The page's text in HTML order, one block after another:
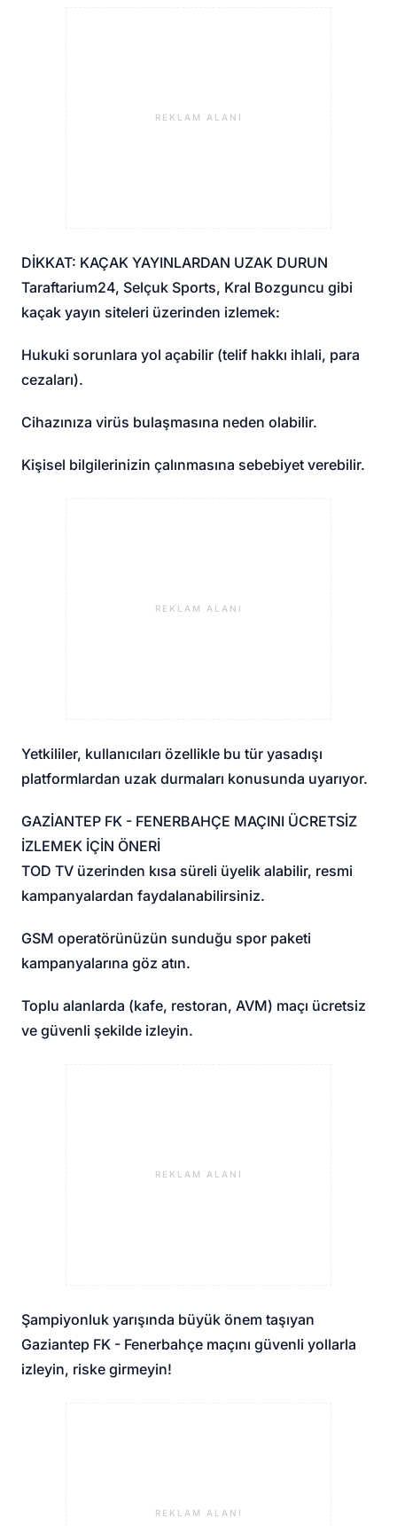
REKLAM ALANI
DİKKAT: KAÇAK YAYINLARDAN UZAK DURUN
Taraftarium24, Selçuk Sports, Kral Bozguncu gibi
kaçak yayın siteleri üzerinden izlemek:
Hukuki sorunlara yol açabilir (telif hakkı ihlali, para
cezaları).
Cihazınıza virüs bulaşmasına neden olabilir.
Kişisel bilgilerinizin çalınmasına sebebiyet verebilir.
REKLAM ALANI
Yetkililer, kullanıcıları özellikle bu tür yasadışı
platformlardan uzak durmaları konusunda uyarıyor.
GAZİANTEP FK - FENERBAHÇE MAÇINI ÜCRETSİZ
İZLEMEK İÇİN ÖNERİ
TOD TV üzerinden kısa süreli üyelik alabilir, resmi
kampanyalardan faydalanabilirsiniz.
GSM operatörünüzün sunduğu spor paketi
kampanyalarına göz atın.
Toplu alanlarda (kafe, restoran, AVM) maçı ücretsiz
ve güvenli şekilde izleyin.
REKLAM ALANI
Şampiyonluk yarışında büyük önem taşıyan
Gaziantep FK - Fenerbahçe maçını güvenli yollarla
izleyin, riske girmeyin!
REKLAM ALANI